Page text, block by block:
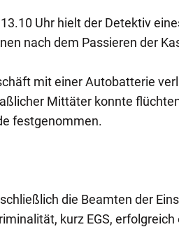
Uhr hielt der Detektiv
nach dem Passieren der
mit einer Autobatterie
Mittäter konnte
festgenommen.
die Beamten der
kurz EGS, erfolgreich